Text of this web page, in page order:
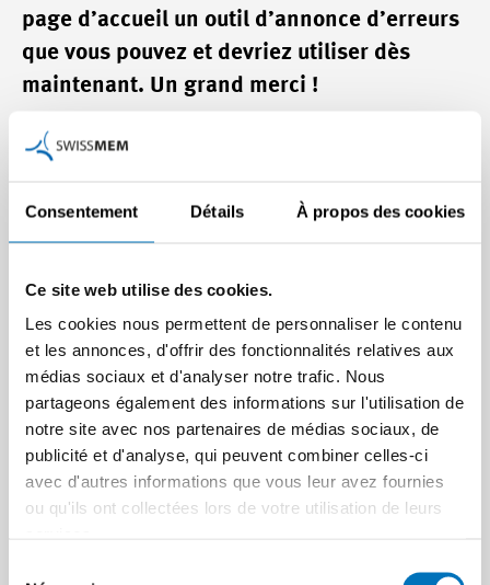
Consentement Détails À propos des cookies
Ce site web utilise des cookies.
Les cookies nous permettent de personnaliser le contenu
et les annonces, d'offrir des fonctionnalités relatives aux
médias sociaux et d'analyser notre trafic. Nous
partageons également des informations sur l'utilisation de
notre site avec nos partenaires de médias sociaux, de
publicité et d'analyse, qui peuvent combiner celles-ci
avec d'autres informations que vous leur avez fournies
ou qu'ils ont collectées lors de votre utilisation de leurs
page d’accueil un outil d’annonce d’erreurs
que vous pouvez et devriez utiliser dès
maintenant. Un grand merci !
l’industrie MEM que les meilleurs moyens didactiques.
des erreurs ou des remarques de toutes sortes. <link
www.swissmem-berufsbildung.ch/fr/produits/instrument-
de-notification-derreurs-ouvrage-didactique.html _blank
external-link-new-window>Remplissez la grille en y
chargeant simplement vos propositions d’annonce
d’erreurs.</link>Toutes les annonces seront évaluées
périodiquement et, si elles sont considérées comme
justifiées, mises en pratique. En tant qu’annonceur, vous
serez informé de la décision d’une manière ou d’une autre.